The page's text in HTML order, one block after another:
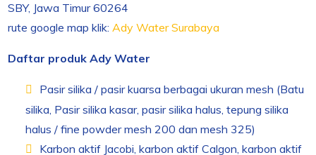
SBY, Jawa Timur 60264
rute google map klik:Ady Water Surabaya
Daftar produk Ady Water
Pasir silika / pasir kuarsa berbagai ukuran mesh (Batu
silika, Pasir silika kasar, pasir silika halus, tepung silika
halus / fine powder mesh 200 dan mesh 325)
Karbon aktif Jacobi, karbon aktif Calgon, karbon aktif